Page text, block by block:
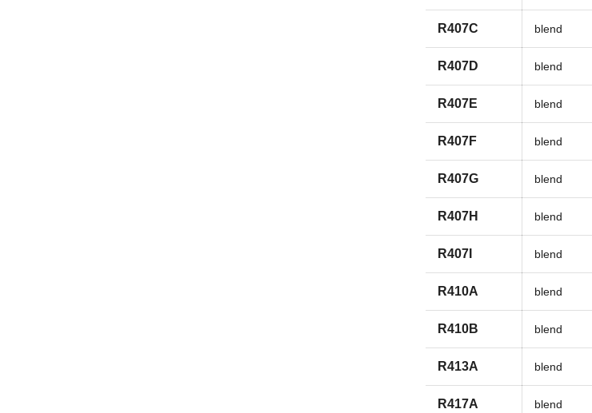
R407C blend
R407D blend
R407E blend
R407F blend
R407G blend
R407H blend
R407I blend
R410A blend
R410B blend
R413A blend
R417A blend